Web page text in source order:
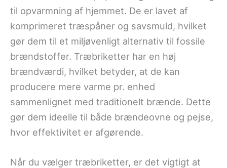
til opvarmning af hjemmet. De er lavet af
komprimeret træspåner og savsmuld, hvilket
gør dem til et miljøvenligt alternativ til fossile
brændstoffer. Træbriketter har en høj
brændværdi, hvilket betyder, at de kan
producere mere varme pr. enhed
sammenlignet med traditionelt brænde. Dette
gør dem ideelle til både brændeovne og pejse,
hvor effektivitet er afgørende.
Når du vælger træbriketter, er det vigtigt at